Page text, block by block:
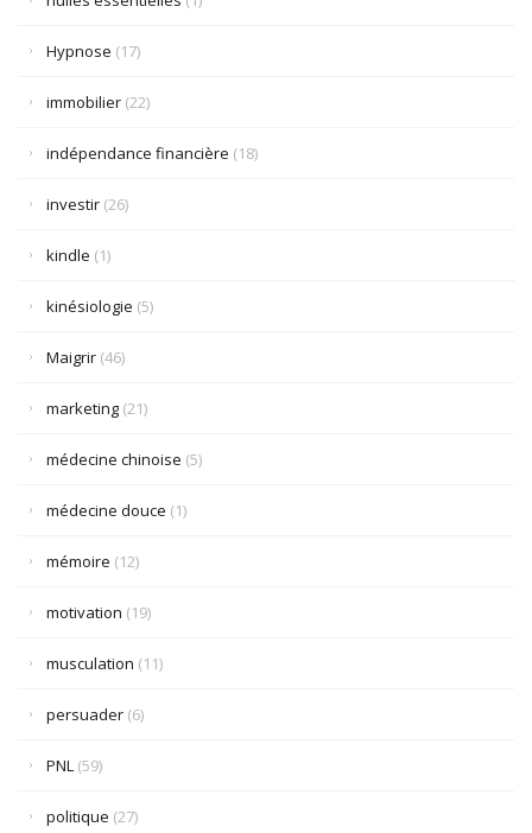
Hypnose (17)
immobilier (22)
indépendance financière (18)
investir (26)
kindle (1)
kinésiologie (5)
Maigrir (46)
marketing (21)
médecine chinoise (5)
médecine douce (1)
mémoire (12)
motivation (19)
musculation (11)
persuader (6)
PNL (59)
politique (27)